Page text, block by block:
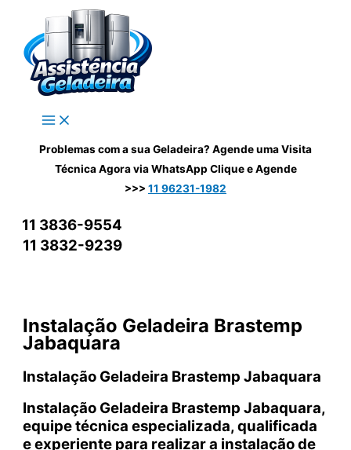
conteúdo
Problemas com a sua Geladeira? Agende uma Visita
Técnica Agora via WhatsApp Clique e Agende
>>> 11 96231-1982
11 3836-9554
11 3832-9239
Instalação Geladeira Brastemp
Jabaquara
Instalação Geladeira Brastemp Jabaquara
Instalação Geladeira Brastemp Jabaquara,
equipe técnica especializada, qualificada
e experiente para realizar a instalação de